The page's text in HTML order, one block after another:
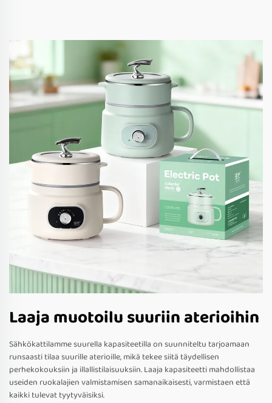
Laaja muotoilu suuriin aterioihin
Sähkökattilamme suurella kapasiteetilla on suunniteltu tarjoamaan
runsaasti tilaa suurille aterioille, mikä tekee siitä täydellisen
perhekokouksiin ja illallistilaisuuksiin. Laaja kapasiteetti mahdollistaa
useiden ruokalajien valmistamisen samanaikaisesti, varmistaen että
kaikki tulevat tyytyväisiksi.